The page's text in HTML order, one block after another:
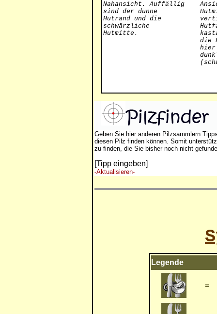
Nahansicht. Auffällig
sind der dünne
Hutrand und die
schwärzliche
Hutmitte.
die
hier
Geben Sie hier anderen Pilzsammlern
diesen Pilz finden können. Somit
zu finden, die Sie bisher noch nicht
[Tipp eingeben]
-Aktualisieren-
Legende
=